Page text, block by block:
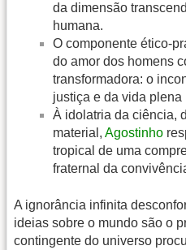
da dimensão
humana.
O componente ético-
do amor dos homens
transformadora: o
justiça e da vida plena
À idolatria da ciência,
material, Agostinho
tropical de uma
fraternal da
A ignorância infinita
ideias sobre o mundo são o
contingente do universo